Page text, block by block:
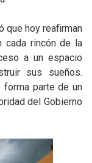
que hoy reafirman
cada rincón de la
a un espacio
sus sueños.
forma parte de un
del Gobierno